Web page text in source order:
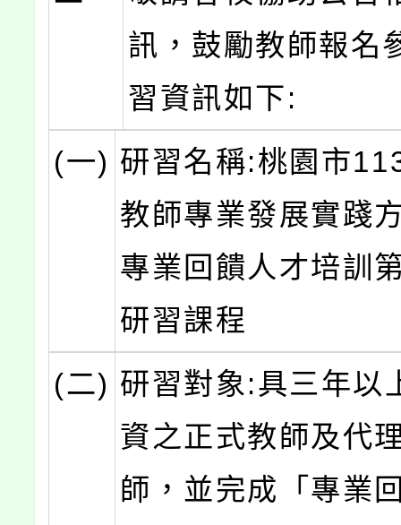
訊，鼓勵教師報名
習資訊如下:
(一) 研習名稱:桃園市
教師專業發展實踐
專業回饋人才培訓
研習課程
(二) 研習對象:具三年以
資之正式教師及代
師，並完成「專業